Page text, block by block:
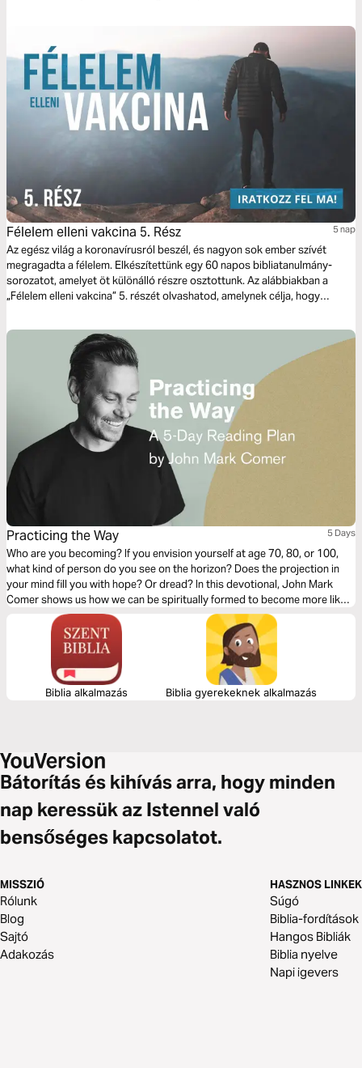
Félelem elleni vakcina 5. Rész 5 nap
Az egész világ a koronavírusról beszél, és nagyon sok ember szívét
megragadta a félelem. Elkészítettünk egy 60 napos bibliatanulmány-
sorozatot, amelyet öt különálló részre osztottunk. Az alábbiakban a
„Félelem elleni vakcina” 5. részét olvashatod, amelynek célja, hogy
Isten Igéjével - nemcsak arra, hogy meg tudj birkózni ezzel a kihívással,
hanem arra is, hogy győztesen kerülj ki ebből a helyzetből.
Practicing the Way 5 Days
Who are you becoming? If you envision yourself at age 70, 80, or 100,
what kind of person do you see on the horizon? Does the projection in
your mind fill you with hope? Or dread? In this devotional, John Mark
Comer shows us how we can be spiritually formed to become more like
Jesus day by day.
Biblia alkalmazás Biblia gyerekeknek alkalmazás
Bátorítás és kihívás arra, hogy minden
nap keressük az Istennel való
bensőséges kapcsolatot.
MISSZIÓ
Rólunk
Blog
Sajtó
Adakozás
HASZNOS LINKEK
Súgó
Biblia-fordítások
Hangos Bibliák
Biblia nyelve
Napi igevers